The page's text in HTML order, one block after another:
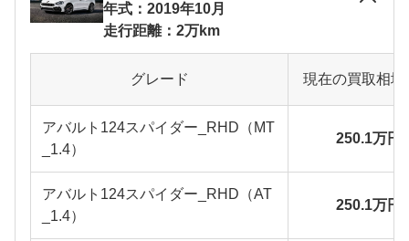
年式：2019年10月
走行距離：2万km
グレード 現在の買取相
アバルト124スパイダー_RHD（MT
_1.4）
250.1万円
アバルト124スパイダー_RHD（AT
_1.4）
250.1万円